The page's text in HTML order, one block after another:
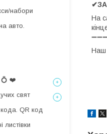
На
Наш
набори
авто.
💍 ❤️
свят
QR код
листівки